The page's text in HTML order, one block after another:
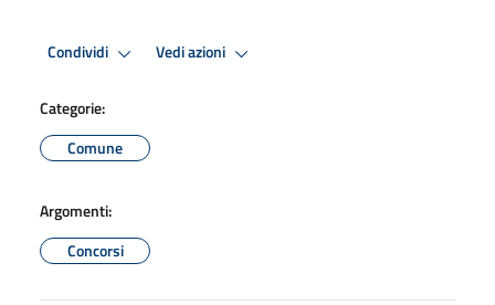
Condividi Vedi azioni
Categorie:
Comune
Argomenti:
Concorsi